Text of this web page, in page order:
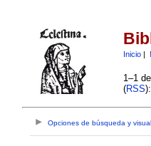
Inicio|
1–1
(RSS):
Opciones de búsqueda y